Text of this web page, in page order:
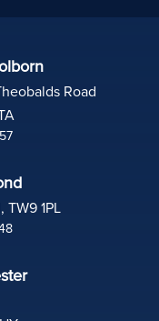
Road
1PL